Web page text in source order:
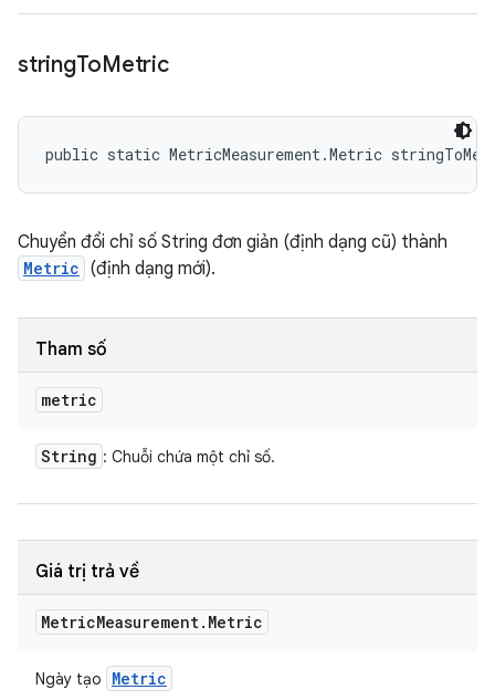
stringToMetric
public static MetricMeasurement.Metric
Chuyển đổi chỉ số String đơn giản (định dạng cũ) thành
Metric (định dạng mới).
Tham số
metric
String : Chuỗi chứa một chỉ số.
Giá trị trả về
MetricMeasurement. Metric
Ngày tạo Metric